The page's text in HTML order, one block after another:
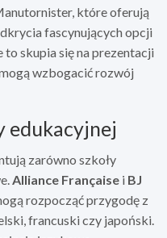
które oferują
fascynujących opcji
to skupia się na prezentacji
wzbogacić rozwój
edukacyjnej
zarówno szkoły
Alliance Française i BJ
rozpocząć przygodę z
francuski czy japoński.